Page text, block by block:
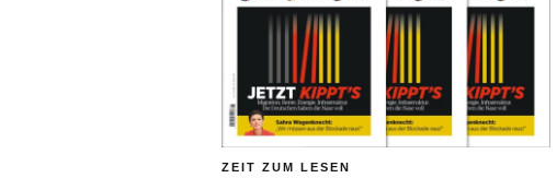
ZEIT ZUM LESEN